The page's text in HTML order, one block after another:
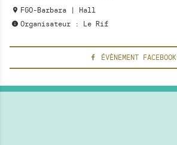
FGO-Barbara | Hall
Organisateur : Le Rif
ÉVÈNEMENT FACEBOOK